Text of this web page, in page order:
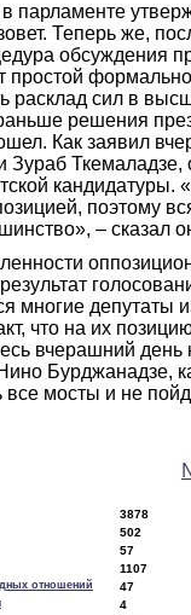
парламенте
Теперь же,
обсуждения
простой
сил в
решения
Как заявил
Зураб
поэтому
– сказал
многие депутаты
что на их
вчерашний день
Бурджанадзе,
все мосты и не
3878
502
57
1107
отношений 47
4